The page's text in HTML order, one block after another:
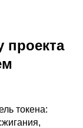
проекта
токена: